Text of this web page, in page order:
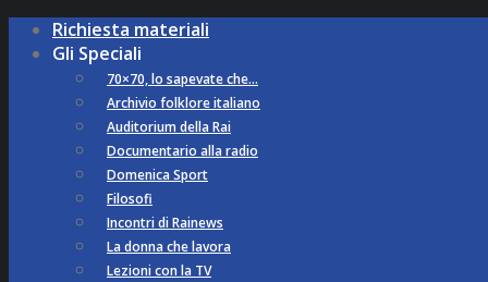
Richiesta materiali
Gli Speciali
70×70, lo sapevate che…
Archivio folklore italiano
Auditorium della Rai
Documentario alla radio
Domenica Sport
Filosofi
Incontri di Rainews
La donna che lavora
Lezioni con la TV